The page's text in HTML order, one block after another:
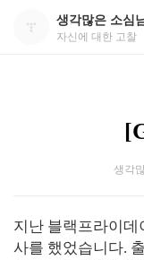
생각많은 소심
자신에 대한 고찰
생각
지난 블랙프라이데
사를 했었습니다.